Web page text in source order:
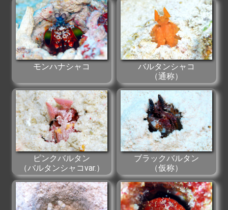
モンハナシャコ
バルタンシャコ
（通称）
ピンクバルタン
（バルタンシャコvar.）
ブラックバルタン
（仮称）